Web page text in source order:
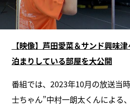
【映像】芦田愛菜＆サンド興味
泊まりしている部屋を大公開
番組では、2023年10月の放送当
士ちゃん”中村一朗太くんによる